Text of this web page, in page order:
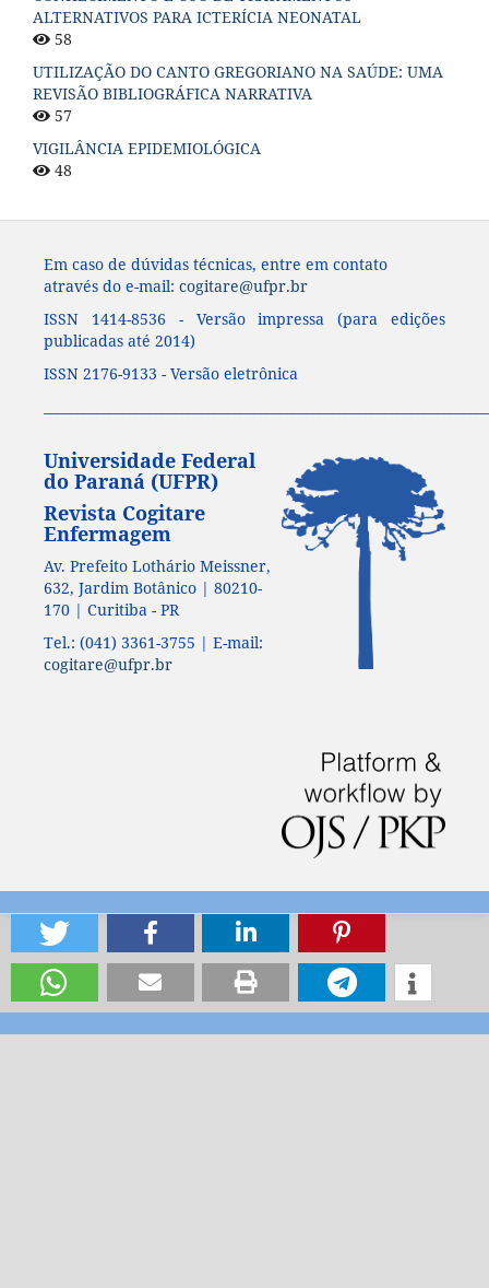
ALTERNATIVOS PARA ICTERÍCIA NEONATAL
58
UTILIZAÇÃO DO CANTO GREGORIANO NA SAÚDE: UMA
REVISÃO BIBLIOGRÁFICA NARRATIVA
57
VIGILÂNCIA EPIDEMIOLÓGICA
48
Em caso de dúvidas técnicas, entre em contato
através do e-mail: cogitare@ufpr.br
ISSN 1414-8536 - Versão impressa (para edições
publicadas até 2014)
ISSN 2176-9133 - Versão eletrônica
Universidade Federal
do Paraná (UFPR)
Revista Cogitare
Enfermagem
Av. Prefeito Lothário Meissner,
632, Jardim Botânico | 80210-
170 | Curitiba - PR
Tel.: (041) 3361-3755 | E-mail:
cogitare@ufpr.br